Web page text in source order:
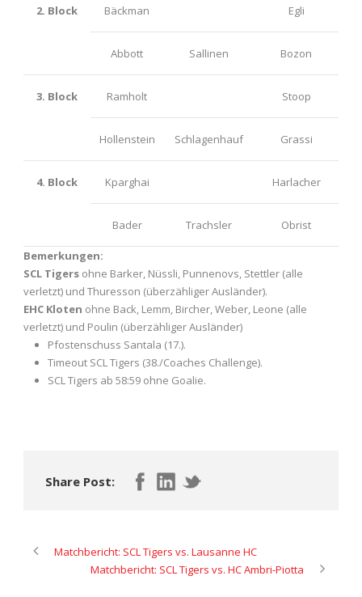
2. Block Bäckman Egli
Abbott Sallinen Bozon
3. Block Ramholt Stoop
Hollenstein Schlagenhauf Grassi
4. Block Kparghai Harlacher
Bader Trachsler Obrist
Bemerkungen:
SCL Tigers ohne Barker, Nüssli, Punnenovs, Stettler (alle
verletzt) und Thuresson (überzähliger Ausländer).
EHC Kloten ohne Back, Lemm, Bircher, Weber, Leone (alle
verletzt) und Poulin (überzähliger Ausländer)
Pfostenschuss Santala (17.).
Timeout SCL Tigers (38./Coaches Challenge).
SCL Tigers ab 58:59 ohne Goalie.
Share Post:
Matchbericht: SCL Tigers vs. Lausanne HC
Matchbericht: SCL Tigers vs. HC Ambri-Piotta